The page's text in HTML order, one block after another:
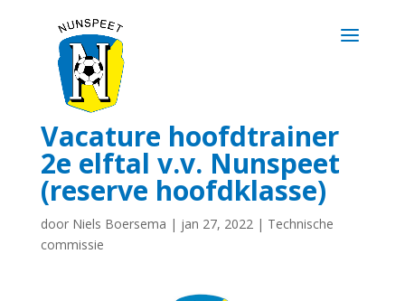
Vacature hoofdtrainer
2e elftal v.v. Nunspeet
(reserve hoofdklasse)
door Niels Boersema | jan 27, 2022| Technische
commissie